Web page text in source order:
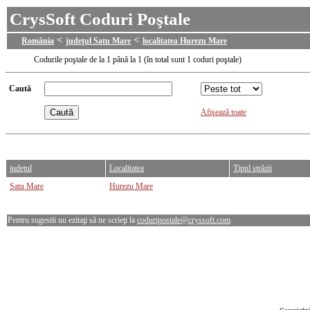
CrysSoft Coduri Poştale
România < judeţul Satu Mare < localitatea Hurezu Mare
Codurile poştale de la 1 până la 1 (în total sunt 1 coduri poştale)
Caută
Afişează toate
judeţul Localitatea
Tipul străzii
Satu Mare
Hurezu Mare
Pentru sugestii nu ezitaţi să ne scrieţi la coduripostale@cryssoft.com